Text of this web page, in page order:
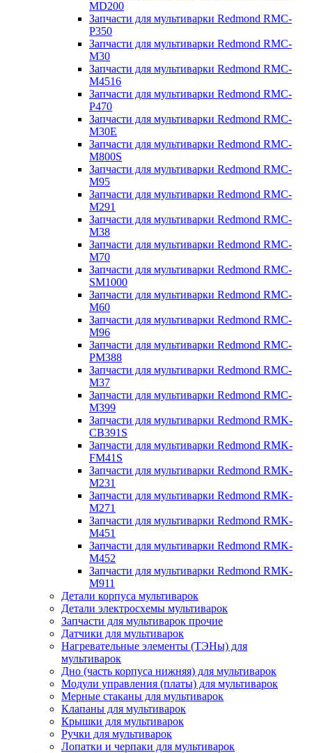
MD200
Запчасти для мультиварки Redmond RMC-
P350
Запчасти для мультиварки Redmond RMC-
M30
Запчасти для мультиварки Redmond RMC-
M4516
Запчасти для мультиварки Redmond RMC-
P470
Запчасти для мультиварки Redmond RMC-
M30E
Запчасти для мультиварки Redmond RMC-
M800S
Запчасти для мультиварки Redmond RMC-
M95
Запчасти для мультиварки Redmond RMC-
M291
Запчасти для мультиварки Redmond RMC-
M38
Запчасти для мультиварки Redmond RMC-
M70
Запчасти для мультиварки Redmond RMC-
SM1000
Запчасти для мультиварки Redmond RMC-
M60
Запчасти для мультиварки Redmond RMC-
M96
Запчасти для мультиварки Redmond RMC-
PM388
Запчасти для мультиварки Redmond RMC-
M37
Запчасти для мультиварки Redmond RMC-
M399
Запчасти для мультиварки Redmond RMK-
CB391S
Запчасти для мультиварки Redmond RMK-
FM41S
Запчасти для мультиварки Redmond RMK-
M231
Запчасти для мультиварки Redmond RMK-
M271
Запчасти для мультиварки Redmond RMK-
M451
Запчасти для мультиварки Redmond RMK-
M452
Запчасти для мультиварки Redmond RMK-
M911
Детали корпуса мультиварок
Детали электросхемы мультиварок
Запчасти для мультиварок прочие
Датчики для мультиварок
Нагревательные элементы (ТЭНы) для
мультиварок
Дно (часть корпуса нижняя) для мультиварок
Модули управления (платы) для мультиварок
Мерные стаканы для мультиварок
Клапаны для мультиварок
Крышки для мультиварок
Ручки для мультиварок
Лопатки и черпаки для мультиварок